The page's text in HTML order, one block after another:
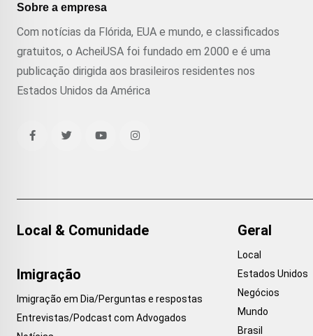
Sobre a empresa
Com notícias da Flórida, EUA e mundo, e classificados
gratuitos, o AcheiUSA foi fundado em 2000 e é uma
publicação dirigida aos brasileiros residentes nos
Estados Unidos da América
Local & Comunidade
Imigração
Imigração em Dia/Perguntas e respostas
Entrevistas/Podcast com Advogados
Geral
Local
Estados Unidos
Negócios
Mundo
Brasil